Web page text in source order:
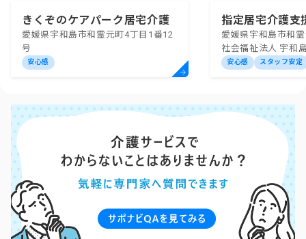
きくぞのケアパーク居宅介護
支援事業所
愛媛県宇和島市和霊元町4丁目1番12
号
安心感
指定居宅介護支
い
愛媛県宇和島市和
社会福祉法人 宇和
安心感 スタッフ安定